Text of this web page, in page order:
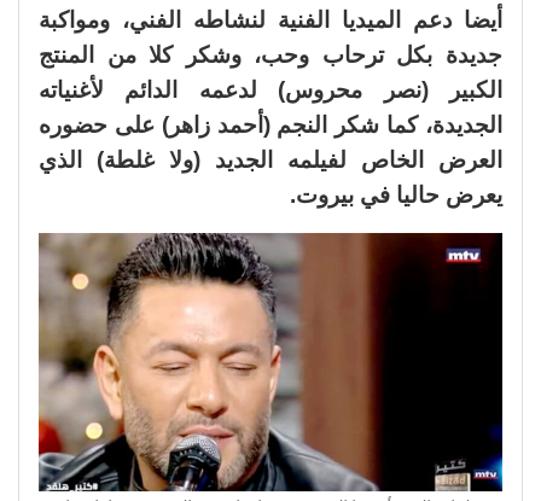
أيضا دعم الميديا الفنية لنشاطه الفني، ومواكبة
جديدة بكل ترحاب وحب، وشكر كلا من المنتج
الكبير (نصر محروس) لدعمه الدائم لأغنياته
الجديدة، كما شكر النجم (أحمد زاهر) على حضوره
العرض الخاص لفيلمه الجديد (ولا غلطة) الذي
يعرض حاليا في بيروت.